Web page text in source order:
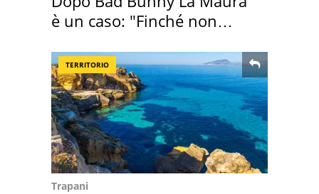
è un caso: "Finché non
TERRITORIO
Trapani